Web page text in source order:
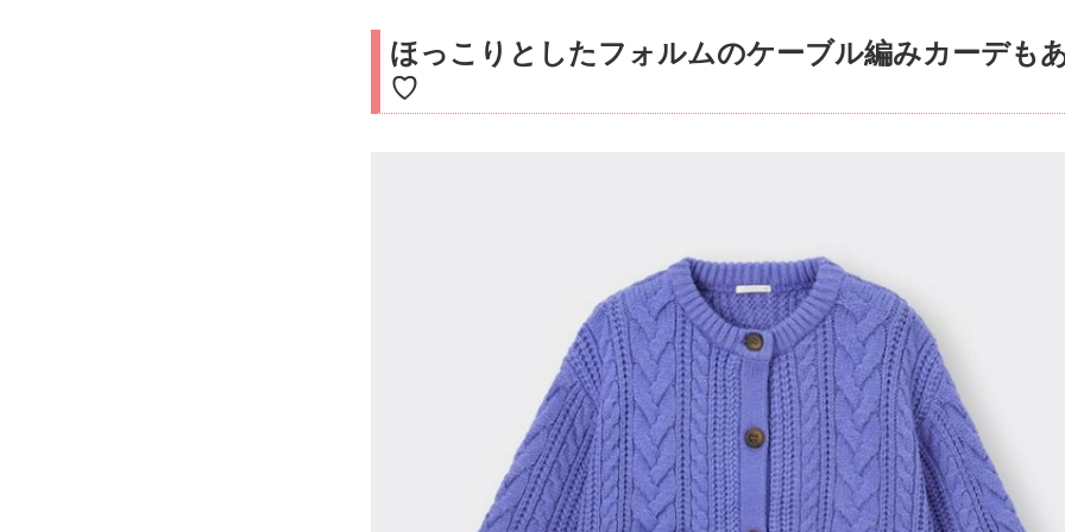
ほっこりとしたフォルムのケーブル編みカーデも
♡